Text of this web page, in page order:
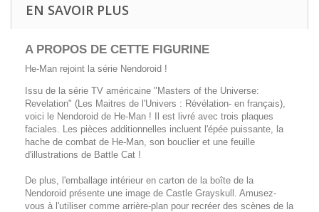
EN SAVOIR PLUS
A PROPOS DE CETTE FIGURINE
He-Man rejoint la série Nendoroid !
Issu de la série TV américaine "Masters of the Universe:
Revelation" (Les Maitres de l'Univers : Révélation- en français),
voici le Nendoroid de He-Man ! Il est livré avec trois plaques
faciales. Les pièces additionnelles incluent l'épée puissante, la
hache de combat de He-Man, son bouclier et une feuille
d'illustrations de Battle Cat !
De plus, l'emballage intérieur en carton de la boîte de la
Nendoroid présente une image de Castle Grayskull. Amusez-
vous à l'utiliser comme arrière-plan pour recréer des scènes de la